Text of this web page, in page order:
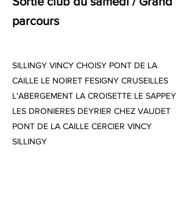
parcours
SILLINGY VINCY CHOISY PONT DE LA
CAILLE LE NOIRET FESIGNY CRUSEILLES
L'ABERGEMENT LA CROISETTE LE SAPPEY
LES DRONIERES DEYRIER CHEZ VAUDET
PONT DE LA CAILLE CERCIER VINCY
SILLINGY